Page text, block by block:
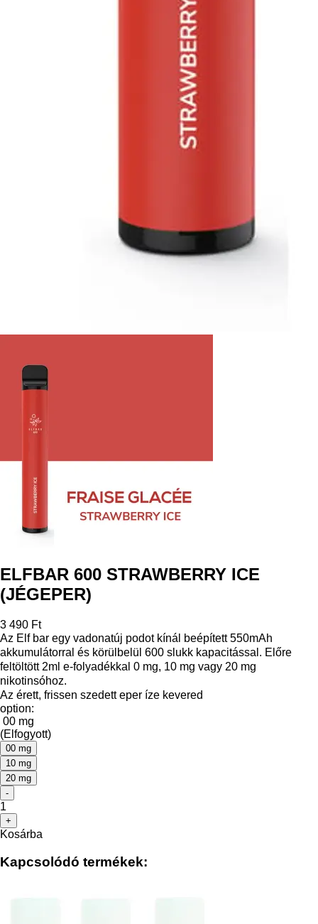
ELFBAR 600 STRAWBERRY ICE
(JÉGEPER)
3 490 Ft
Az Elf bar egy vadonatúj podot kínál beépített 550mAh
akkumulátorral és körülbelül 600 slukk kapacitással. Előre
feltöltött 2ml e-folyadékkal 0 mg, 10 mg vagy 20 mg
nikotinsóhoz.
Az érett, frissen szedett eper íze kevered
option:
00 mg
(Elfogyott)
00 mg
10 mg
20 mg
-
1
+
Kosárba
Kapcsolódó termékek: